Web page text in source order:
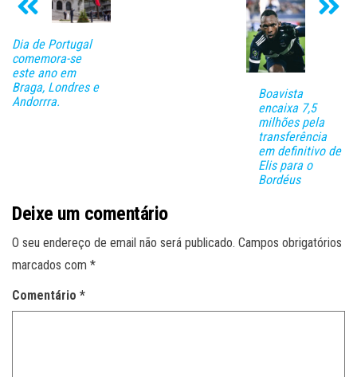
Dia de Portugal
comemora-se
este ano em
Braga, Londres e
Andorrra.
Boavista
encaixa 7,5
milhões pela
transferência
em definitivo de
Elis para o
Bordéus
Deixe um comentário
O seu endereço de email não será publicado. Campos obrigatórios
marcados com *
Comentário *